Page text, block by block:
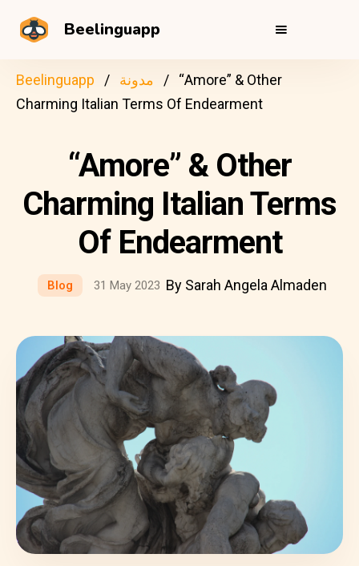
Beelinguapp
Beelinguapp مدونة
“Amore” & Other
Charming Italian Terms Of Endearment
“Amore” & Other
Charming Italian Terms
Of Endearment
Blog 31 May 2023 By Sarah Angela Almaden